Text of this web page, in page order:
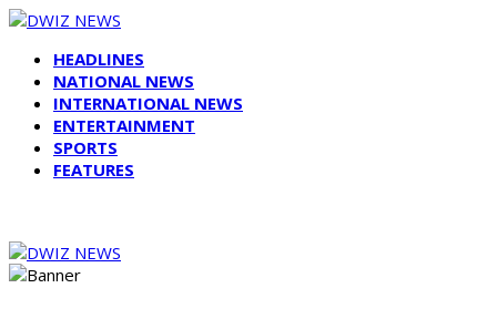
HEADLINES
NATIONAL NEWS
INTERNATIONAL NEWS
ENTERTAINMENT
SPORTS
FEATURES